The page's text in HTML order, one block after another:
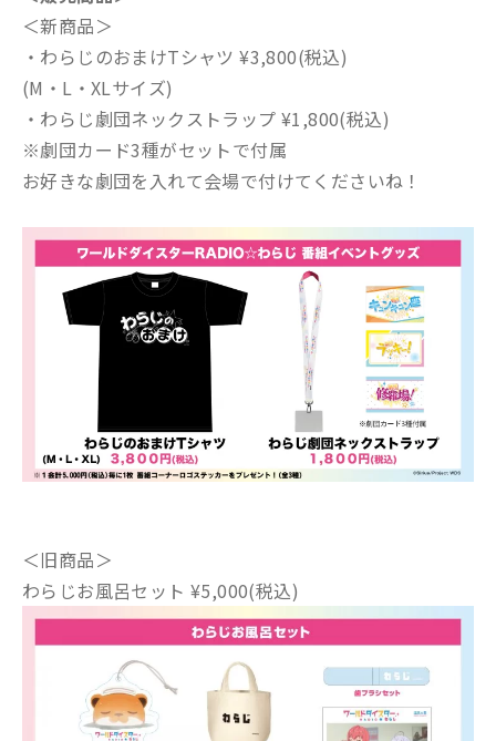
＜新商品＞
・わらじのおまけTシャツ ¥3,800(税込)
(M・L・XLサイズ)
・わらじ劇団ネックストラップ ¥1,800(税込)
※劇団カード3種がセットで付属
お好きな劇団を入れて会場で付けてくださいね！
＜旧商品＞
わらじお風呂セット ¥5,000(税込)